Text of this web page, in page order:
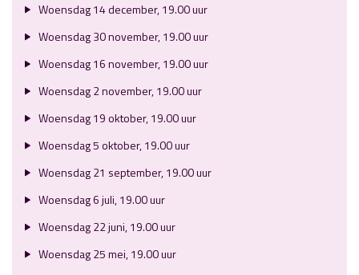
Woensdag 14 december, 19.00 uur
Woensdag 30 november, 19.00 uur
Woensdag 16 november, 19.00 uur
Woensdag 2 november, 19.00 uur
Woensdag 19 oktober, 19.00 uur
Woensdag 5 oktober, 19.00 uur
Woensdag 21 september, 19.00 uur
Woensdag 6 juli, 19.00 uur
Woensdag 22 juni, 19.00 uur
Woensdag 25 mei, 19.00 uur